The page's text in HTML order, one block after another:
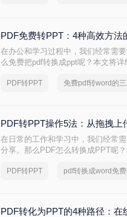
PDF免费转PPT：4种高效方法
在办公和学习过程中，我们经常需
么免费把pdf转换成ppt呢？本文将详
PDF转PPT 免费pdf转word的
PDF转PPT操作5法：从拖拽上
在日常的工作和学习中，我们经常
分享。那么PDF怎么转换成PPT呢
PDF转PPT
PDF转化为PPT的4种路径：在